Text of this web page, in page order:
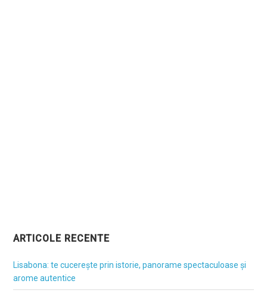
ARTICOLE RECENTE
Lisabona: te cucerește prin istorie, panorame spectaculoase și
arome autentice